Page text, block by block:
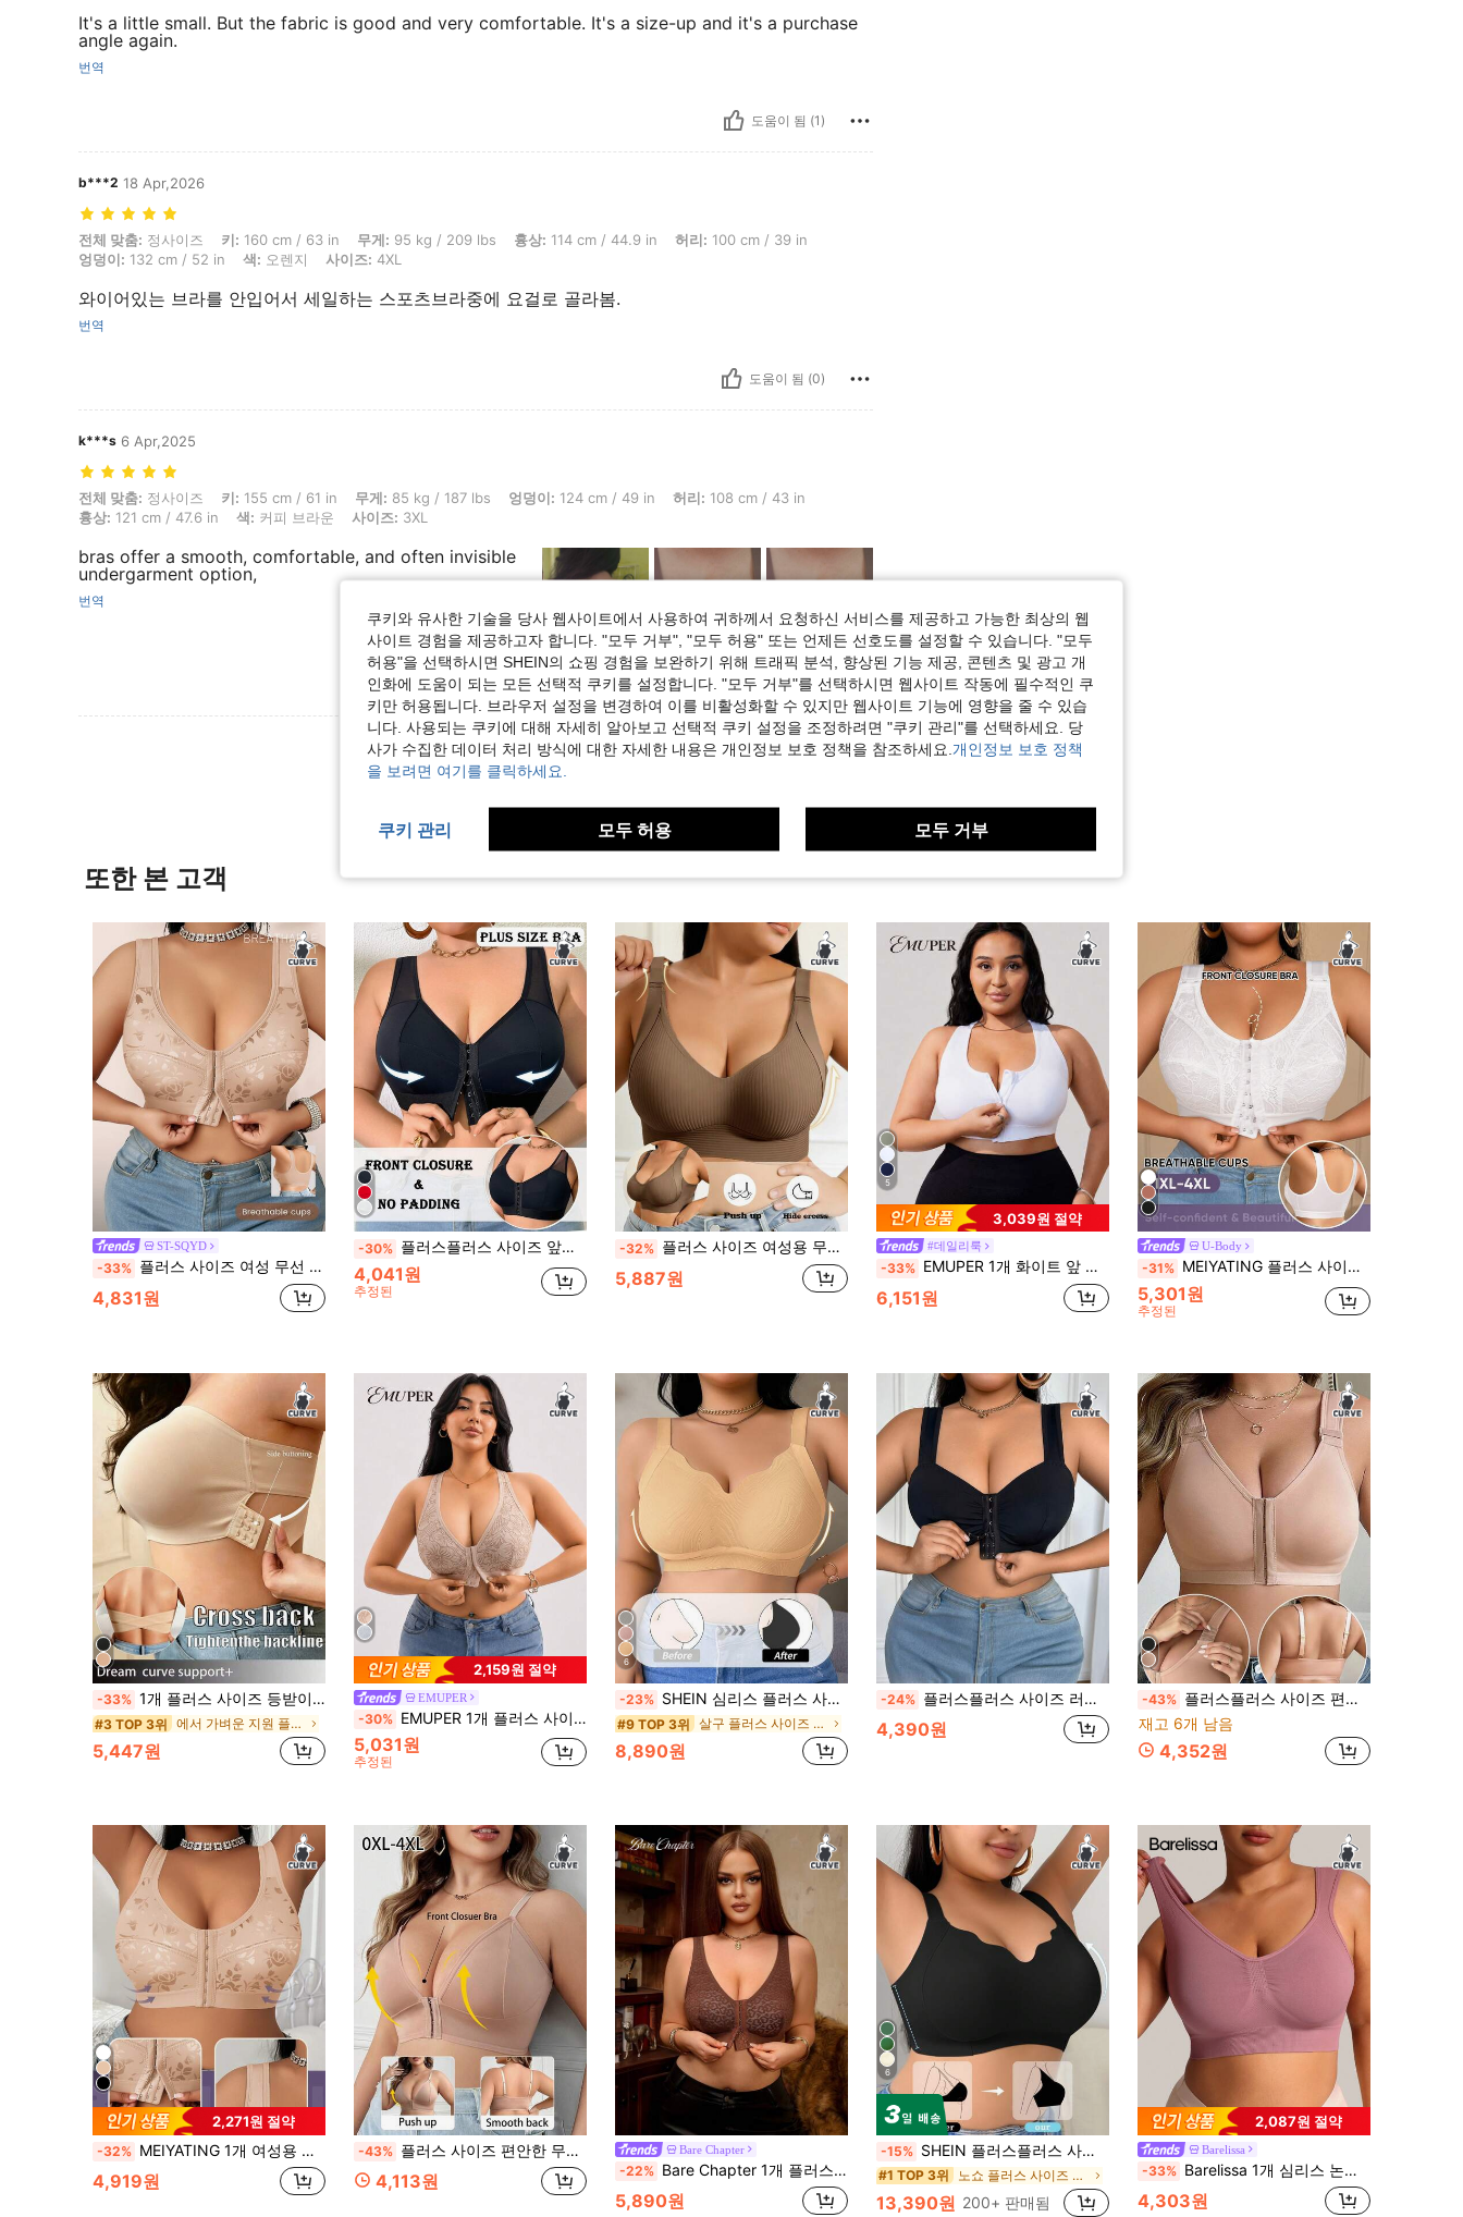
It's a little small. But the fabric is good and very comfortable. It's a size-up and it's a purchase
angle again.
번역
도움이 됨 (1)
b***2 18 Apr,2026
전체 맞춤: 정사이즈, 키: 160 cm / 63 in, 무게: 95 kg / 209 lbs, 흉상: 114 cm / 44.9 in, 허리: 100 cm / 39 in, 엉덩이: 132 cm / 52 in, 색: 오렌지, 사이즈: 4XL
전체 맞춤: 정사이즈 키: 160 cm / 63 in 무게: 95 kg / 209 lbs 흉상: 114 cm / 44.9 in 허리: 100 cm / 39 in
엉덩이: 132 cm / 52 in 색: 오렌지 사이즈: 4XL
와이어있는 브라를 안입어서 세일하는 스포츠브라중에 요걸로 골라봄.
번역
도움이 됨 (0)
k***s 6 Apr,2025
전체 맞춤: 정사이즈, 키: 155 cm / 61 in, 무게: 85 kg / 187 lbs, 엉덩이: 124 cm / 49 in, 허리: 108 cm / 43 in, 흉상: 121 cm / 47.6 in, 색: 커피 브라운, 사이즈: 3XL
전체 맞춤: 정사이즈 키: 155 cm / 61 in 무게: 85 kg / 187 lbs 엉덩이: 124 cm / 49 in 허리: 108 cm / 43 in
흉상: 121 cm / 47.6 in 색: 커피 브라운 사이즈: 3XL
bras offer a smooth, comfortable, and often invisible
undergarment option,
번역
도움이 됨 (38)
리뷰 더 보기
또한 본 고객
ST-SQYD
-33% 플러스 사이즈 여성 무선 전면 잠금 플로럴 프린트 브라, 일상 착용에 지지력 있고 편안함
4,831원
-30% 플러스플러스 사이즈 앞면 클로저 솔리드 컬러 브라, 데일리 웨어에 적합
4,041원
추정된
-32% 플러스 사이즈 여성용 무선 스포츠 브라, 조절 가능한 등 후크, 일상 출퇴근, 집 & 레저에 적합
5,887원
5
3,039원 절약
#데일리룩
-33% EMUPER 1개 화이트 앞 지퍼 심리스 할로우 아웃 스포츠 브라, 와이드 스트랩 플러스 사이즈 여성 브라
6,151원
U-Body
-31% MEIYATING 플러스 사이즈 여성 앞 잠금 플로럴 레이스 조절 가능한 스트랩 미니마이저 무선 브라
5,301원
추정된
-33% 1개 플러스 사이즈 등받이 없는 크로스 디자인 브라, 스트랩리스
#3 TOP 3위 에서 가벼운 지원 플러스 사이즈 브라
5,447원
2,159원 절약
EMUPER
-30% EMUPER 1개 플러스 사이즈 앞 잠금 무선 풀 커버리지 브라, 통기성
5,031원
추정된
6
-23% SHEIN 심리스 플러스 사이즈 무선 브라, 1개
#9 TOP 3위 살구 플러스 사이즈 브라 & 브랄렛
8,890원
-24% 플러스플러스 사이즈 러치 프론트 클로저 와이드 스트랩 브라
4,390원
-43% 플러스플러스 사이즈 편안한 앞트임 무선 브래지어
재고 6개 남음
4,352원
2,271원 절약
-32% MEIYATING 1개 여성용 플러스 사이즈 앞면 클로저 브라, 풀 커버리지, 부드럽고 통기성 좋은 U자형 백 디자인
4,919원
-43% 플러스 사이즈 편안한 무선 앞잠금 브라
4,113원
Bare Chapter
-22% Bare Chapter 1개 플러스 사이즈 여성용 표범 무늬 패션 프론트 클로저 브라
5,890원
6
-15% SHEIN 플러스플러스 사이즈 와이어리스 시들리스 소프트 컵 리프트 브라, 편안한 브이넥 서포트 브라
#1 TOP 3위 노쇼 플러스 사이즈 브라 & 브랄렛
13,390원 200+ 판매됨
2,087원 절약
Barelissa
-33% Barelissa 1개 심리스 논와이어 와이드 스트랩 브라, 편안한 처짐 방지 와이드 가슴 지지 탱크탑 스타일 스포츠 캐주얼 데일리 속옷
4,303원
쿠키와 유사한 기술을 당사 웹사이트에서 사용하여 귀하께서 요청하신 서비스를 제공하고 가능한 최상의 웹
사이트 경험을 제공하고자 합니다. "모두 거부", "모두 허용" 또는 언제든 선호도를 설정할 수 있습니다. "모두
허용"을 선택하시면 SHEIN의 쇼핑 경험을 보완하기 위해 트래픽 분석, 향상된 기능 제공, 콘텐츠 및 광고 개
인화에 도움이 되는 모든 선택적 쿠키를 설정합니다. "모두 거부"를 선택하시면 웹사이트 작동에 필수적인 쿠
키만 허용됩니다. 브라우저 설정을 변경하여 이를 비활성화할 수 있지만 웹사이트 기능에 영향을 줄 수 있습
니다. 사용되는 쿠키에 대해 자세히 알아보고 선택적 쿠키 설정을 조정하려면 "쿠키 관리"를 선택하세요. 당
사가 수집한 데이터 처리 방식에 대한 자세한 내용은 개인정보 보호 정책을 참조하세요. 개인정보 보호 정책
을 보려면 여기를 클릭하세요.
쿠키 관리 모두 허용 모두 거부